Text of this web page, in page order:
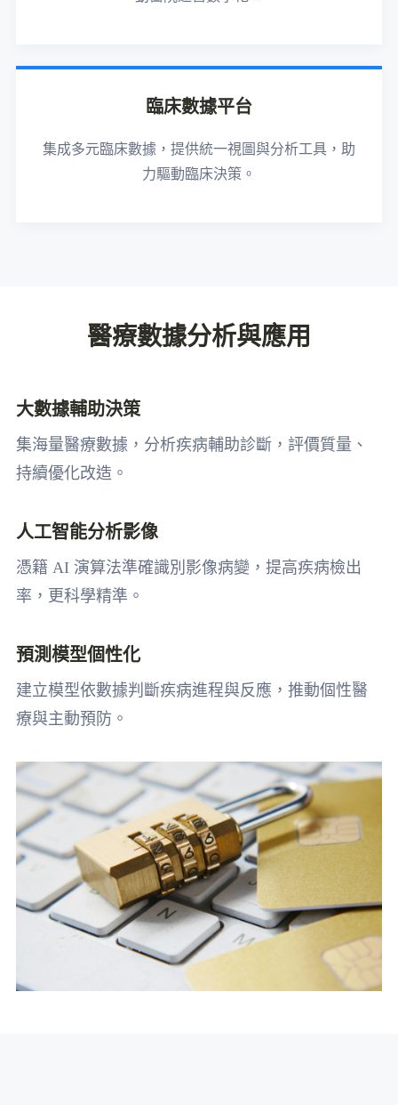
臨床數據平台
集成多元臨床數據，提供統一視圖與分析工具，助
力驅動臨床決策。
醫療數據分析與應用
大數據輔助決策
集海量醫療數據，分析疾病輔助診斷，評價質量、
持續優化改造。
人工智能分析影像
憑籍 AI 演算法準確識別影像病變，提高疾病檢出
率，更科學精準。
預測模型個性化
建立模型依數據判斷疾病進程與反應，推動個性醫
療與主動預防。